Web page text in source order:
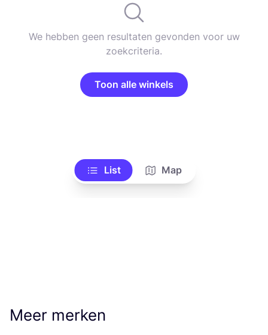
We hebben geen resultaten gevonden voor uw
zoekcriteria.
Toon alle winkels
List Map
Meer merken